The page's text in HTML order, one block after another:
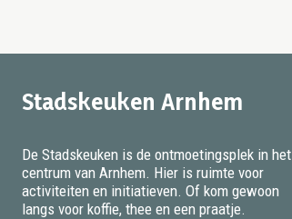
Stadskeuken Arnhem
De Stadskeuken is de ontmoetingsplek in het
centrum van Arnhem. Hier is ruimte voor
activiteiten en initiatieven. Of kom gewoon
langs voor koffie, thee en een praatje.